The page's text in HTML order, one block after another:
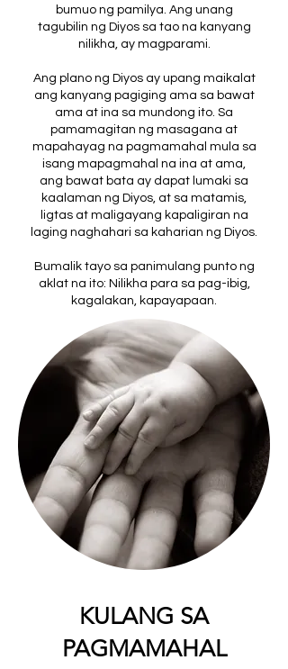
bumuo ng pamilya. Ang unang
tagubilin ng Diyos sa tao na kanyang
nilikha, ay magparami.
Ang plano ng Diyos ay upang maikalat
ang kanyang pagiging ama sa bawat
ama at ina sa mundong ito. Sa
pamamagitan ng masagana at
mapahayag na pagmamahal mula sa
isang mapagmahal na ina at ama,
ang bawat bata ay dapat lumaki sa
kaalaman ng Diyos, at sa matamis,
ligtas at maligayang kapaligiran na
laging naghahari sa kaharian ng Diyos.
Bumalik tayo sa panimulang punto ng
aklat na ito: Nilikha para sa pag-ibig,
kagalakan, kapayapaan.
KULANG SA
PAGMAMAHAL